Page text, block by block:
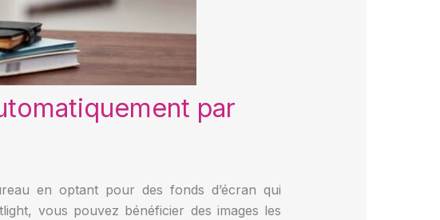
par
en optant pour des fonds d’écran qui
vous pouvez bénéficier des images les